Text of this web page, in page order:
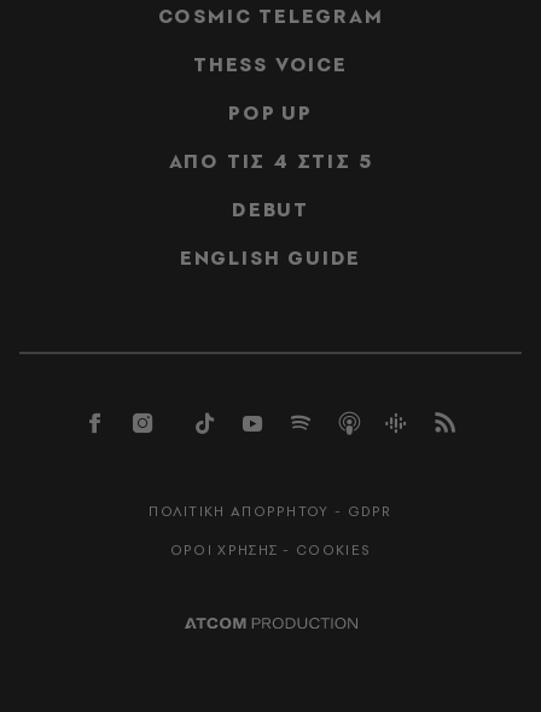
COSMIC TELEGRAM
THESS VOICE
POP UP
ΑΠΟ ΤΙΣ 4 ΣΤΙΣ 5
DEBUT
ENGLISH GUIDE
ΠΟΛΙΤΙΚΗ ΑΠΟΡΡΗΤΟΥ - GDPR
ΟΡΟΙ ΧΡΗΣΗΣ - COOKIES